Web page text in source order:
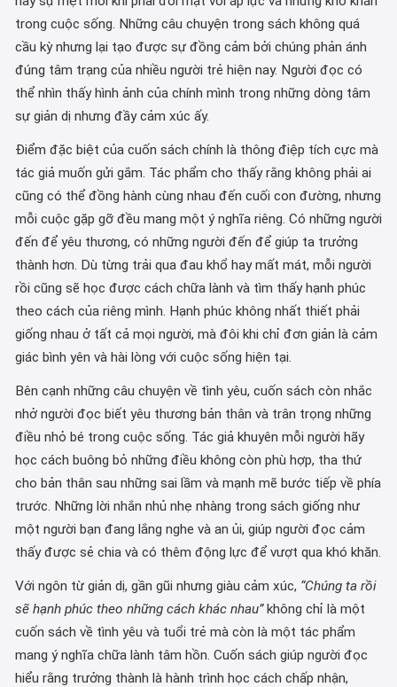
trong cuộc sống. Những câu chuyện trong sách không quá
cầu kỳ nhưng lại tạo được sự đồng cảm bởi chúng phản ánh
đúng tâm trạng của nhiều người trẻ hiện nay. Người đọc có
thể nhìn thấy hình ảnh của chính mình trong những dòng tâm
sự giản dị nhưng đầy cảm xúc ấy.
Điểm đặc biệt của cuốn sách chính là thông điệp tích cực mà
tác giả muốn gửi gắm. Tác phẩm cho thấy rằng không phải ai
cũng có thể đồng hành cùng nhau đến cuối con đường, nhưng
mỗi cuộc gặp gỡ đều mang một ý nghĩa riêng. Có những người
đến để yêu thương, có những người đến để giúp ta trưởng
thành hơn. Dù từng trải qua đau khổ hay mất mát, mỗi người
rồi cũng sẽ học được cách chữa lành và tìm thấy hạnh phúc
theo cách của riêng mình. Hạnh phúc không nhất thiết phải
giống nhau ở tất cả mọi người, mà đôi khi chỉ đơn giản là cảm
giác bình yên và hài lòng với cuộc sống hiện tại.
Bên cạnh những câu chuyện về tình yêu, cuốn sách còn nhắc
nhở người đọc biết yêu thương bản thân và trân trọng những
điều nhỏ bé trong cuộc sống. Tác giả khuyên mỗi người hãy
học cách buông bỏ những điều không còn phù hợp, tha thứ
cho bản thân sau những sai lầm và mạnh mẽ bước tiếp về phía
trước. Những lời nhắn nhủ nhẹ nhàng trong sách giống như
một người bạn đang lắng nghe và an ủi, giúp người đọc cảm
thấy được sẻ chia và có thêm động lực để vượt qua khó khăn.
Với ngôn từ giản dị, gần gũi nhưng giàu cảm xúc, “Chúng ta rồi
sẽ hạnh phúc theo những cách khác nhau”không chỉ là một
cuốn sách về tình yêu và tuổi trẻ mà còn là một tác phẩm
mang ý nghĩa chữa lành tâm hồn. Cuốn sách giúp người đọc
hiểu rằng trưởng thành là hành trình học cách chấp nhận,